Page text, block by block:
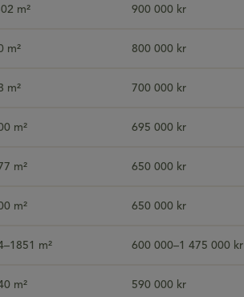
m² 900 000 kr
m² 800 000 kr
m² 700 000 kr
m² 695 000 kr
m² 650 000 kr
m² 650 000 kr
m² 600 000–1 475 000 kr
m² 590 000 kr